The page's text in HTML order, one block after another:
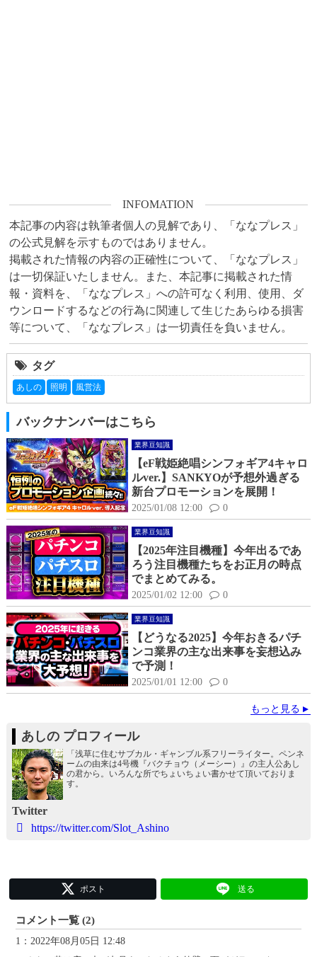
INFOMATION
本記事の内容は執筆者個人の見解であり、「ななプレス」
の公式見解を示すものではありません。
掲載された情報の内容の正確性について、「ななプレス」
は一切保証いたしません。また、本記事に掲載された情
報・資料を、「ななプレス」への許可なく利用、使用、ダ
ウンロードするなどの行為に関連して生じたあらゆる損害
等について、「ななプレス」は一切責任を負いません。
タグ
あしの 照明 風営法
バックナンバーはこちら
業界豆知識
【eF戦姫絶唱シンフォギア4キャロ
ルver.】SANKYOが予想外過ぎる
新台プロモーションを展開！
2025/01/08 12:00 0
業界豆知識
【2025年注目機種】今年出るであ
ろう注目機種たちをお正月の時点
でまとめてみる。
2025/01/02 12:00 0
業界豆知識
【どうなる2025】今年おきるパチ
ンコ業界の主な出来事を妄想込み
で予測！
2025/01/01 12:00 0
もっと見る
あしの プロフィール
「浅草に住むサブカル・ギャンブル系フリーライター。ペンネ
ームの由来は4号機『バクチョウ（メーシー）』の主人公あし
の君から。いろんな所でちょいちょい書かせて頂いておりま
す。
Twitter
https://twitter.com/Slot_Ashino
ポスト 送る
コメント一覧 (2)
1：2022年08月05日 12:48